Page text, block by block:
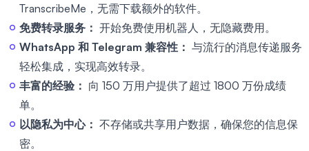
TranscribeMe，无需下载额外的软件。
免费转录服务： 开始免费使用机器人，无隐藏费用。
WhatsApp 和 Telegram 兼容性： 与流行的消息传递服务
轻松集成，实现高效转录。
丰富的经验： 向 150 万用户提供了超过 1800 万份成绩
单。
以隐私为中心： 不存储或共享用户数据，确保您的信息保
密。